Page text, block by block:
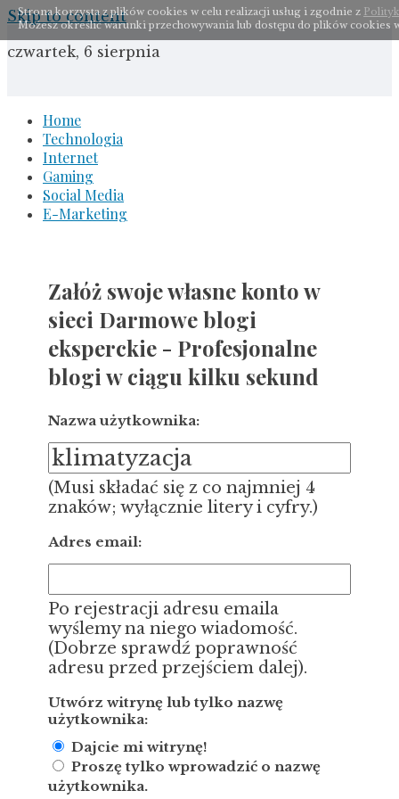
Skip to content
czwartek, 6 sierpnia
Home
Technologia
Internet
Gaming
Social Media
E-Marketing
Załóż swoje własne konto w
sieci Darmowe blogi
eksperckie - Profesjonalne
blogi w ciągu kilku sekund
Nazwa użytkownika:
(Musi składać się z co najmniej 4
znaków; wyłącznie litery i cyfry.)
Adres email:
Po rejestracji adresu emaila
wyślemy na niego wiadomość.
(Dobrze sprawdź poprawność
adresu przed przejściem dalej).
Utwórz witrynę lub tylko nazwę
użytkownika:
Dajcie mi witrynę!
Proszę tylko wprowadzić o nazwę
użytkownika.
Strona korzysta z plików cookies w celu realizacji usług i zgodnie z
Możesz określić warunki przechowywania lub dostępu do plików cookies